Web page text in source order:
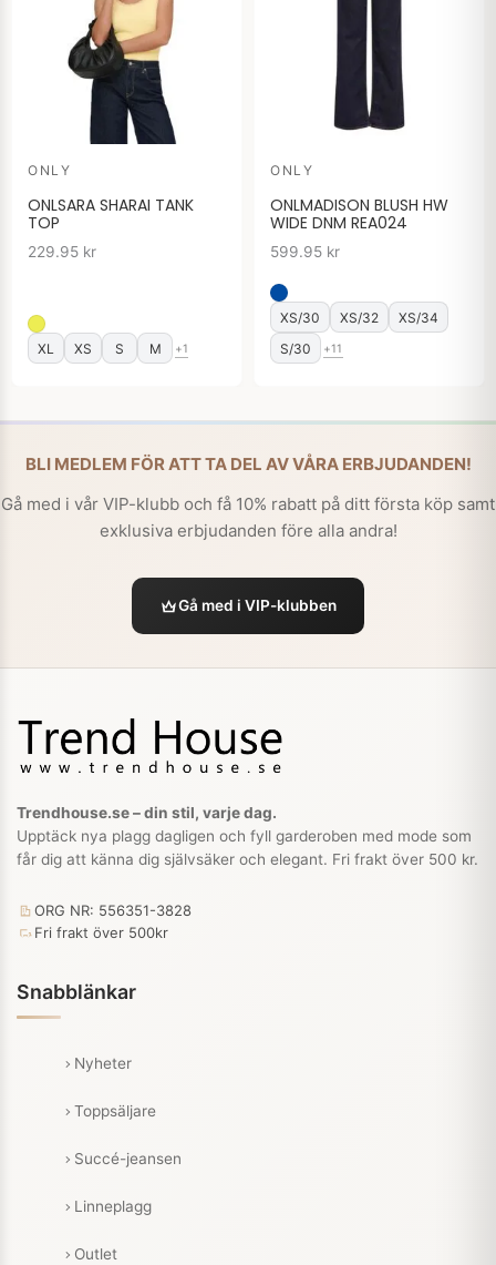
ONLY
ONLSARA SHARAI TANK
TOP
229.95 kr
XL XS S M +1
ONLY
ONLMADISON BLUSH HW
WIDE DNM REA024
599.95 kr
XS/30 XS/32
XS/34
S/30
+11
BLI MEDLEM FÖR ATT TA DEL AV VÅRA ERBJUDANDEN!
Gå med i vår VIP-klubb och få 10% rabatt på ditt första köp samt
exklusiva erbjudanden före alla andra!
Gå med i VIP-klubben
Trendhouse.se – din stil, varje dag.
Upptäck nya plagg dagligen och fyll garderoben med mode som
får dig att känna dig självsäker och elegant. Fri frakt över 500 kr.
ORG NR: 556351-3828
Fri frakt över 500kr
Snabblänkar
Nyheter
Toppsäljare
Succé-jeansen
Linneplagg
Outlet